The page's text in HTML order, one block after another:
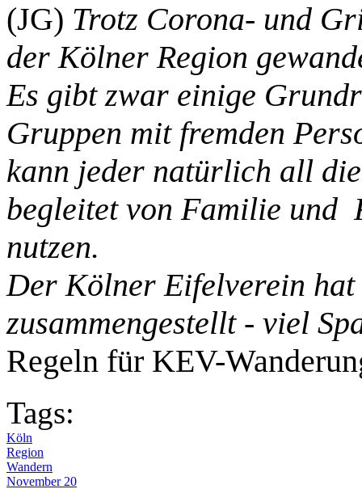
(JG) Trotz Corona- und
der Kölner Region
Es gibt zwar einige
Gruppen mit fremden
kann jeder natürlich all
begleitet von Familie und
nutzen.
Der Kölner Eifelverein
zusammengestellt - viel
Regeln für KEV-
Tags:
Köln
Region
Wandern
November 20